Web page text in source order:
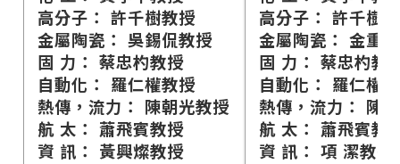
高分子： 許千樹教授
金屬陶瓷： 吳錫侃教授
固 力： 蔡忠杓教授
自動化： 羅仁權教授
熱傳，流力： 陳朝光教授
航 太： 蕭飛賓教授
資 訊： 黃興燦教授
高分子： 許千樹
金屬陶瓷： 金重
固 力： 蔡忠杓教
自動化： 羅仁權
熱傳，流力： 陳
航 太： 蕭飛賓教
資 訊： 項 潔教授